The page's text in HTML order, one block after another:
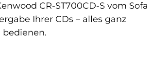
CR-ST700CD-S vom Sofa
Ihrer CDs – alles ganz